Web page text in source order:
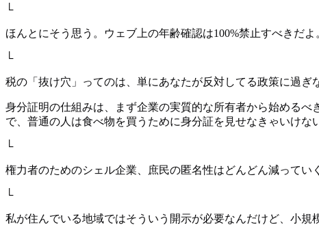
└
ほんとにそう思う。ウェブ上の年齢確認は100%禁止すべきだ
└
税の「抜け穴」ってのは、単にあなたが反対してる政策に過ぎ
身分証明の仕組みは、まず企業の実質的な所有者から始める
で、普通の人は食べ物を買うために身分証を見せなきゃいけな
└
権力者のためのシェル企業、庶民の匿名性はどんどん減ってい
└
私が住んでいる地域ではそういう開示が必要なんだけど、小規